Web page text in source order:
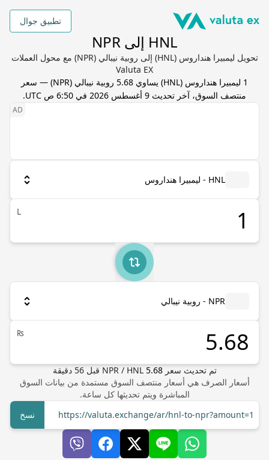
تطبيق جوال
HNL إلى NPR
تحويل ليمبيرا هنداروس (HNL) إلى روبية نيبالي (NPR) مع محول العملات
Valuta EX
1 ليمبيرا هنداروس (
HNL) يساوي 5.68 روبية نيبالي (
NPR) — سعر
منتصف السوق، آخر تحديث 9 أغسطس 2026 في 6:50 ص UTC .
HNL - ليمبيرا هنداروس
L
NPR - روبية نيبالي
₨
تم تحديث سعر NPR/ HNL 5.68 قبل56 دقيقة
أسعار الصرف هي أسعار منتصف السوق مستمدة من بيانات السوق
المباشرة ويتم تحديثها كل ساعة.
https://valuta.exchange/ar/hnl-to-npr?amount=1
نسخ